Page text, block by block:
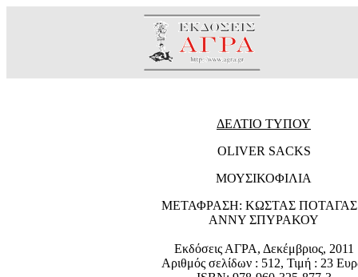
ΔΕΛΤΙΟ ΤΥΠΟΥ
OLIVER SACKS
ΜΟΥΣΙΚΟΦΙΛΙΑ
ΜΕΤΑΦΡΑΣΗ: ΚΩΣΤΑΣ ΠΟΤΑΓΑΣ
ΑΝΝΥ ΣΠΥΡΑΚΟΥ
Εκδόσεις ΑΓΡΑ, Δεκέμβριος, 2011
Αριθμός σελίδων : 512, Τιμή : 23